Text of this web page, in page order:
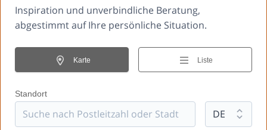
Inspiration und unverbindliche Beratung,
abgestimmt auf Ihre persönliche Situation.
Karte Liste
Standort